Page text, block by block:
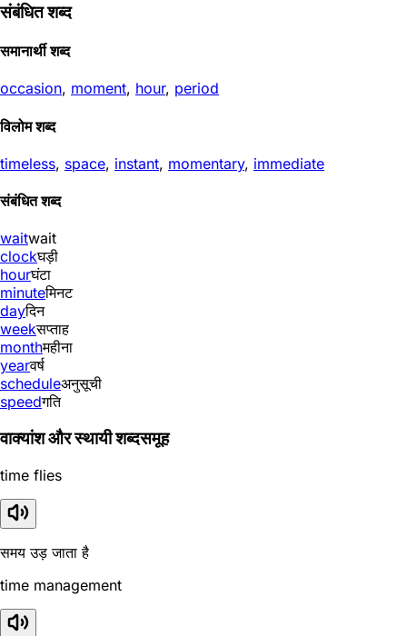
संबंधित शब्द
समानार्थी शब्द
occasion, moment, hour, period
विलोम शब्द
timeless, space, instant, momentary, immediate
संबंधित शब्द
waitwait
clockघड़ी
hourघंटा
minuteमिनट
dayदिन
weekसप्ताह
monthमहीना
yearवर्ष
scheduleअनुसूची
speedगति
वाक्यांश और स्थायी शब्दसमूह
time flies
समय उड़ जाता है
time management